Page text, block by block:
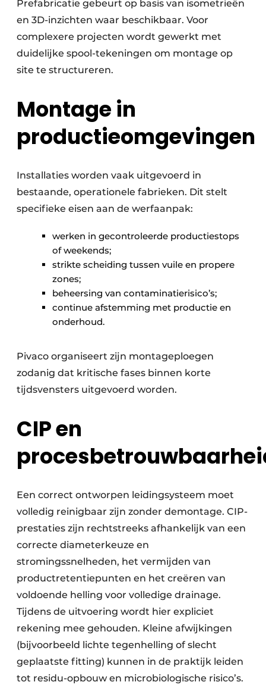
Prefabricatie gebeurt op basis van isometrieën
en 3D-inzichten waar beschikbaar. Voor
complexere projecten wordt gewerkt met
duidelijke spool-tekeningen om montage op
site te structureren.
Montage in
productieomgevingen
Installaties worden vaak uitgevoerd in
bestaande, operationele fabrieken. Dit stelt
specifieke eisen aan de werfaanpak:
werken in gecontroleerde productiestops
of weekends;
strikte scheiding tussen vuile en propere
zones;
beheersing van contaminatierisico’s;
continue afstemming met productie en
onderhoud.
Pivaco organiseert zijn montageploegen
zodanig dat kritische fases binnen korte
tijdsvensters uitgevoerd worden.
CIP en
Een correct ontworpen leidingsysteem moet
volledig reinigbaar zijn zonder demontage. CIP-
prestaties zijn rechtstreeks afhankelijk van een
correcte diameterkeuze en
stromingssnelheden, het vermijden van
productretentiepunten en het creëren van
voldoende helling voor volledige drainage.
Tijdens de uitvoering wordt hier expliciet
rekening mee gehouden. Kleine afwijkingen
(bijvoorbeeld lichte tegenhelling of slecht
geplaatste fitting) kunnen in de praktijk leiden
tot residu-opbouw en microbiologische risico’s.